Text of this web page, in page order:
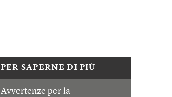
PER SAPERNE DI PIÙ
Avvertenze per la